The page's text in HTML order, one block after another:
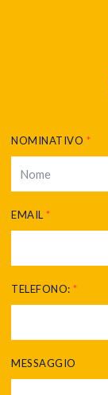
NOMINATIVO *
EMAIL*
TELEFONO:*
MESSAGGIO